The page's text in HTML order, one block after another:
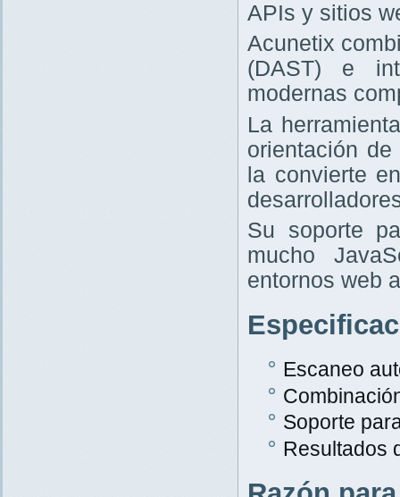
APIs y sitios
Acunetix
(DAST) e
modernas
La
orientación
la convierte
Su soporte
mucho
entornos web
Escaneo
Soporte
Resultados